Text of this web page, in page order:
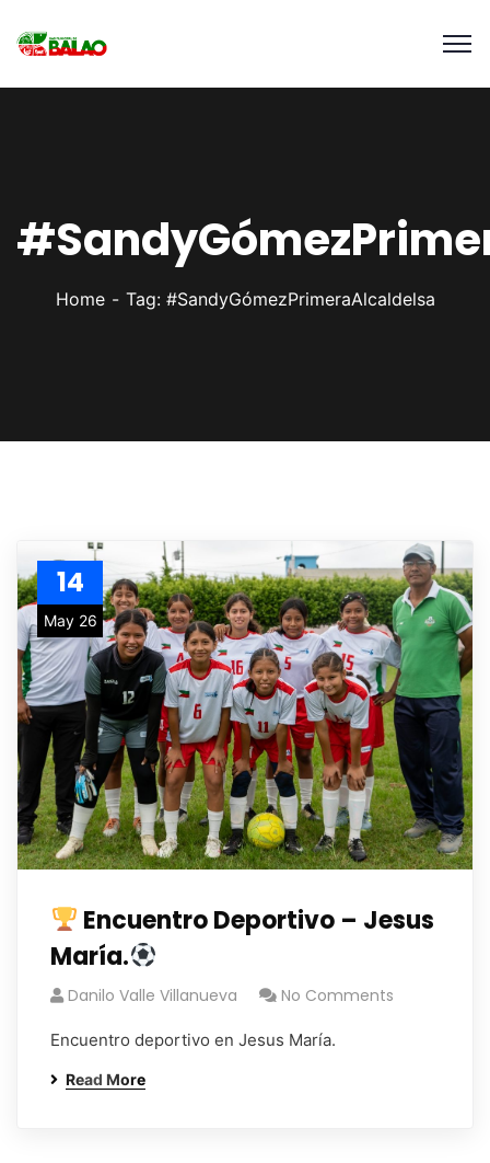
Home Tag: #SandyGómezPrimeraAlcaldelsa
14
May 26
Encuentro Deportivo – Jesus
María.
Danilo Valle Villanueva No Comments
Encuentro deportivo en Jesus María.
Read More